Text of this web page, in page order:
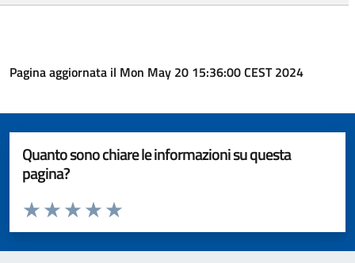
Pagina aggiornata il Mon May 20 15:36:00 CEST 2024
Quanto sono chiare le informazioni su questa
pagina?
Valuta da 1 a 5 stelle la pagina
Valuta 5 stelle su 5
Valuta 4 stelle su 5
Valuta 3 stelle su 5
Valuta 2 stelle su 5
Valuta 1 stelle su 5